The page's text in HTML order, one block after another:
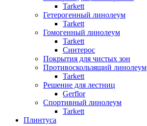
Tarkett
Гетерогенный линолеум
Tarkett
Гомогенный линолеум
Tarkett
Синтерос
Покрытия для чистых зон
Противоскользящий линолеум
Tarkett
Решение для лестниц
Gerflor
Спортивный линолеум
Tarkett
Плинтуса